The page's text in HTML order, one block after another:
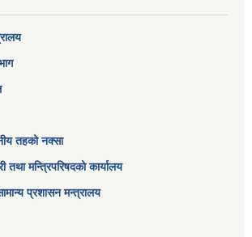
तहको नक्सा
तथा मन्त्रिपरिषद‌को कार्यालय
प्रशासन मन्त्रालय